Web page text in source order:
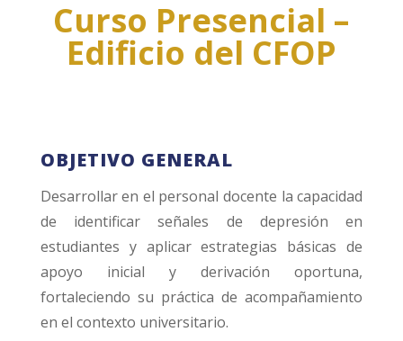
Curso Presencial –
Edificio del CFOP
OBJETIVO GENERAL
Desarrollar en el personal docente la capacidad
de identificar señales de depresión en
estudiantes y aplicar estrategias básicas de
apoyo inicial y derivación oportuna,
fortaleciendo su práctica de acompañamiento
en el contexto universitario.